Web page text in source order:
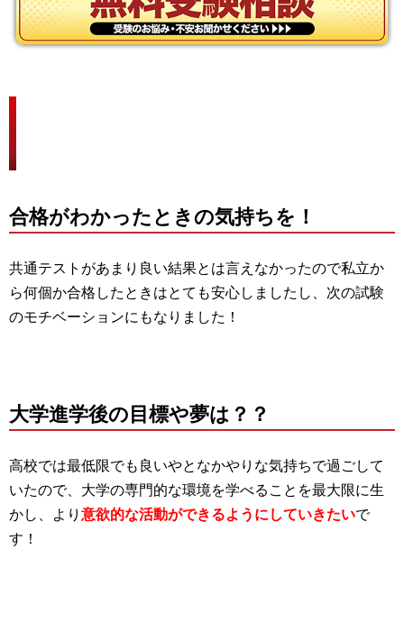
合格がわかったときの気持ちを！
共通テストがあまり良い結果とは言えなかったので私立か
ら何個か合格したときはとても安心しましたし、次の試験
のモチベーションにもなりました！
大学進学後の目標や夢は？？
高校では最低限でも良いやとなかやりな気持ちで過ごして
いたので、大学の専門的な環境を学べることを最大限に生
かし、より 意欲的な活動ができるようにしていきたいで
す！